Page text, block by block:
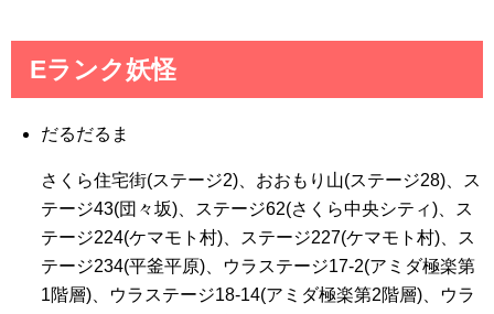
Eランク妖怪
だるだるま
さくら住宅街(ステージ2)、おおもり山(ステージ28)、ス
テージ43(団々坂)、ステージ62(さくら中央シティ)、ス
テージ224(ケマモト村)、ステージ227(ケマモト村)、ス
テージ234(平釜平原)、ウラステージ17-2(アミダ極楽第
1階層)、ウラステージ18-14(アミダ極楽第2階層)、ウラ